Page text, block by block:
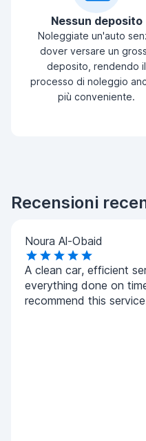
Nessun deposito
Noleggiate un'auto
dover versare un
deposito, rendendo il
processo di noleggio
più conveniente.
Recensioni
Noura Al-Obaid
A clean car, efficient
everything done on
recommend this